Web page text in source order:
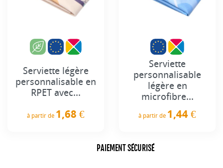
Serviette légère
personnalisable en
RPET avec...
à partir de 1,68 €
Serviette
personnalisable
légère en
microfibre...
à partir de 1,44 €
PAIEMENT SÉCURISÉ